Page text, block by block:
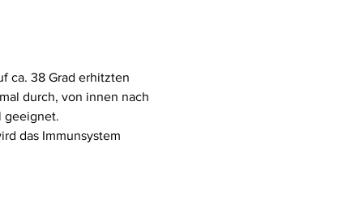
ca. 38 Grad erhitzten
durch, von innen nach
geeignet.
das Immunsystem